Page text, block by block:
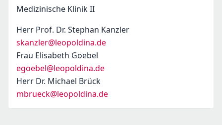
Medizinische Klinik II
Herr Prof. Dr. Stephan Kanzler
skanzler@leopoldina.de
Frau Elisabeth Goebel
egoebel@leopoldina.de
Herr Dr. Michael Brück
mbrueck@leopoldina.de